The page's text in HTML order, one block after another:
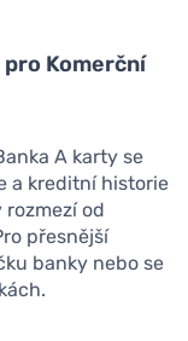
Komerční
A karty se
a kreditní historie
od
přesnější
banky nebo se